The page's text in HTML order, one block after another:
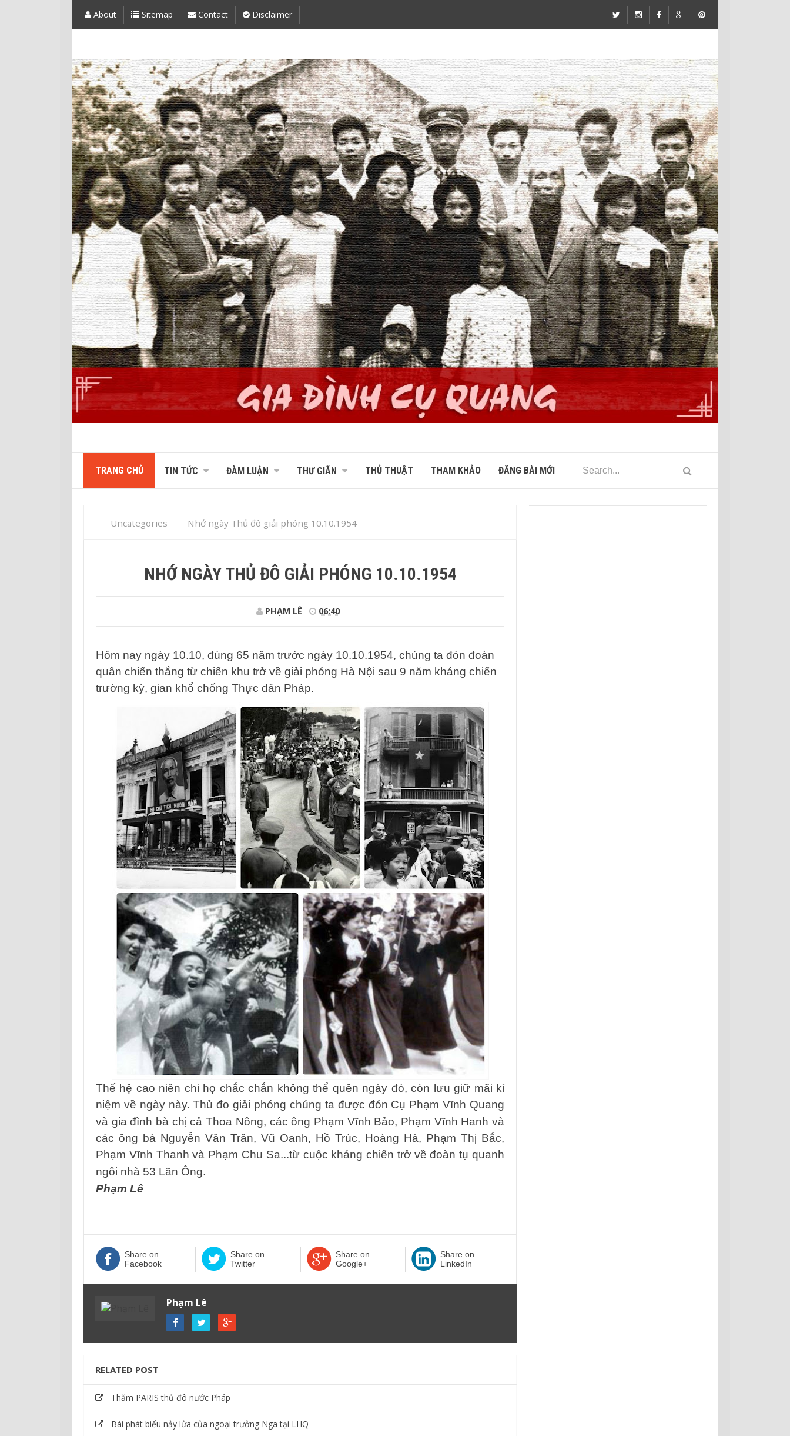
About Sitemap Contact Disclaimer
TRANG CHỦ TIN TỨC ĐÀM LUẬN THƯ GIÃN THỦ THUẬT THAM KHẢO ĐĂNG BÀI MỚI
Uncategories Nhớ ngày Thủ đô giải phóng 10.10.1954
NHỚ NGÀY THỦ ĐÔ GIẢI PHÓNG 10.10.1954
PHẠM LÊ 06:40
Hôm nay ngày 10.10, đúng 65 năm trước ngày 10.10.1954, chúng ta đón đoàn
quân chiến thắng từ chiến khu trở về giải phóng Hà Nội sau 9 năm kháng chiến
trường kỳ, gian khổ chống Thực dân Pháp.
Thế hệ cao niên chi họ chắc chắn không thể quên ngày đó, còn lưu giữ mãi kỉ
niệm về ngày này. Thủ đo giải phóng chúng ta được đón Cụ Phạm Vĩnh Quang
và gia đình bà chị cả Thoa Nông, các ông Phạm Vĩnh Bảo, Phạm Vĩnh Hanh và
các ông bà Nguyễn Văn Trân, Vũ Oanh, Hồ Trúc, Hoàng Hà, Phạm Thị Bắc,
Phạm Vĩnh Thanh và Phạm Chu Sa...từ cuộc kháng chiến trở về đoàn tụ quanh
ngôi nhà 53 Lãn Ông.
Phạm Lê
Share on
Facebook
Share on
Twitter
Share on
Google+
Share on
LinkedIn
Phạm Lê
RELATED POST
Thăm PARIS thủ đô nước Pháp
Bài phát biểu nảy lửa của ngoại trưởng Nga tại LHQ